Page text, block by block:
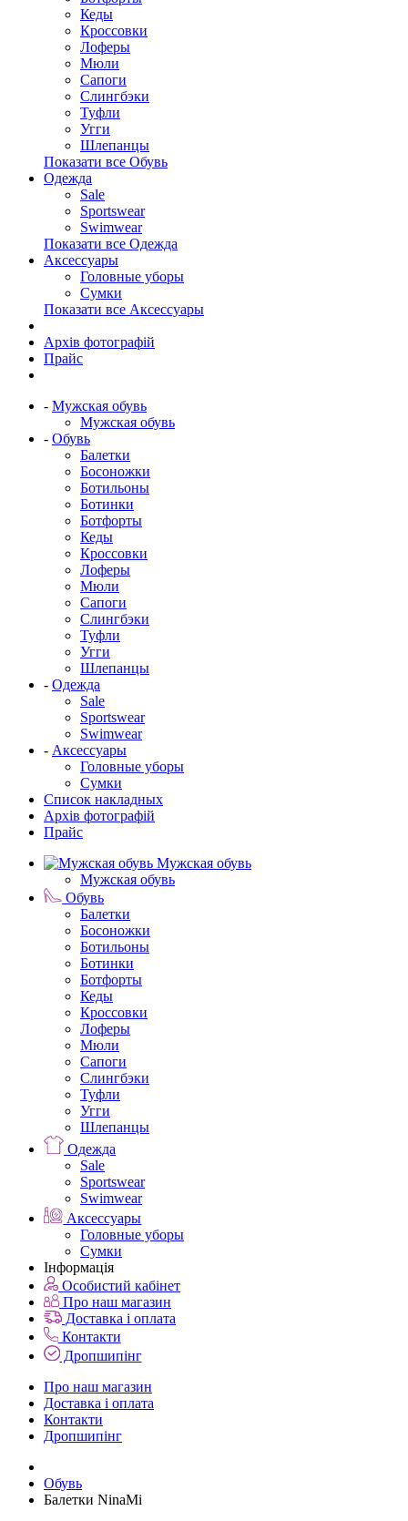
Кеды
Кроссовки
Лоферы
Мюли
Сапоги
Слингбэки
Туфли
Угги
Шлепанцы
Показати все Обувь
Одежда
Sale
Sportswear
Swimwear
Показати все Одежда
Аксессуары
Головные уборы
Сумки
Показати все Аксессуары
Архів фотографій
Прайс
- Мужская обувь
Мужская обувь
- Обувь
Балетки
Босоножки
Ботильоны
Ботинки
Ботфорты
Кеды
Кроссовки
Лоферы
Мюли
Сапоги
Слингбэки
Туфли
Угги
Шлепанцы
- Одежда
Sale
Sportswear
Swimwear
- Аксессуары
Головные уборы
Сумки
Список накладных
Архів фотографій
Прайс
Мужская обувь
Мужская обувь
Обувь
Балетки
Босоножки
Ботильоны
Ботинки
Ботфорты
Кеды
Кроссовки
Лоферы
Мюли
Сапоги
Слингбэки
Туфли
Угги
Шлепанцы
Одежда
Sale
Sportswear
Swimwear
Аксессуары
Головные уборы
Сумки
Інформація
Особистий кабінет
Про наш магазин
Доставка і оплата
Контакти
Дропшипінг
Про наш магазин
Доставка і оплата
Контакти
Дропшипінг
Обувь
Балетки NinaMi